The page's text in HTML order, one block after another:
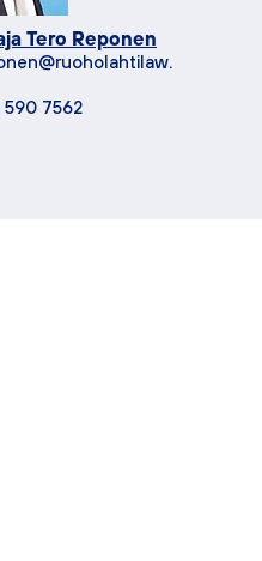
Tero Reponen
590 7562